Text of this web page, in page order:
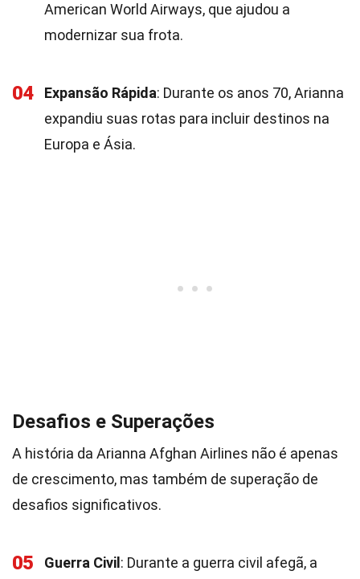
American World Airways, que ajudou a
modernizar sua frota.
04 Expansão Rápida: Durante os anos 70, Arianna
expandiu suas rotas para incluir destinos na
Europa e Ásia.
Desafios e Superações
A história da Arianna Afghan Airlines não é apenas
de crescimento, mas também de superação de
desafios significativos.
05 Guerra Civil : Durante a guerra civil afegã, a